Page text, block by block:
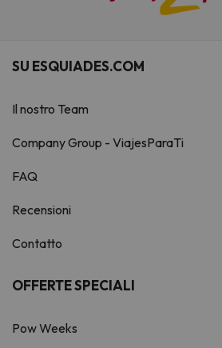
SU ESQUIADES.COM
Il nostro Team
Company Group - ViajesParaTi
FAQ
Recensioni
Contatto
OFFERTE SPECIALI
Pow Weeks